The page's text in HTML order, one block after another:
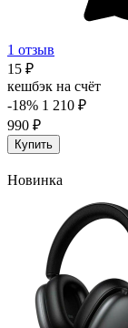
1 отзыв
15 ₽
кешбэк на счёт
-18% 1 210 ₽
990 ₽
Купить
Новинка